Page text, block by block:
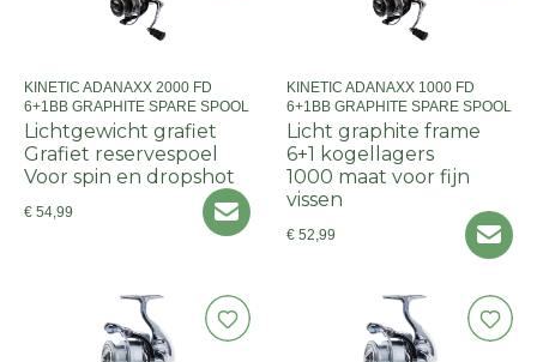
KINETIC ADANAXX 2000 FD
6+1BB GRAPHITE SPARE SPOOL
Lichtgewicht grafiet
Grafiet reservespoel
Voor spin en dropshot
€ 54,99
KINETIC ADANAXX 1000 FD
6+1BB GRAPHITE SPARE SPOOL
Licht graphite frame
6+1 kogellagers
1000 maat voor fijn
vissen
€ 52,99